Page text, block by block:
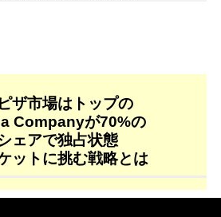
ザ市場はトップの
Companyが70%の
ェアで独占状態
ットに挑む戦略とは